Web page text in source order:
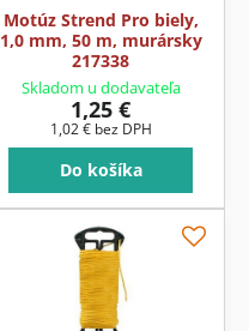
Motúz Strend Pro biely,
1,0 mm, 50 m, murársky
217338
Skladom u dodavateľa
1,25 €
1,02 € bez DPH
Do košíka